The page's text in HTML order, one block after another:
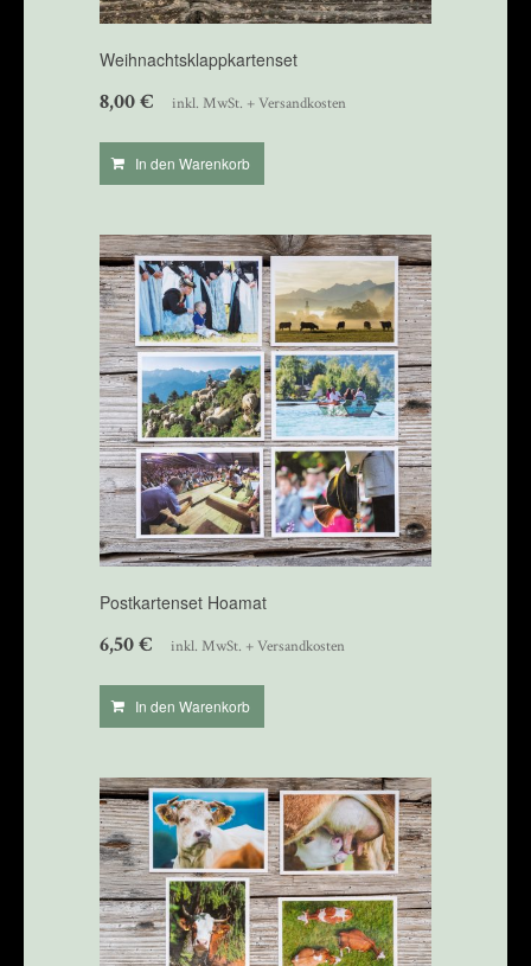
Weihnachtsklappkartenset
8,00€ inkl. MwSt. + Versandkosten
In den Warenkorb
Postkartenset Hoamat
6,50€ inkl. MwSt. + Versandkosten
In den Warenkorb